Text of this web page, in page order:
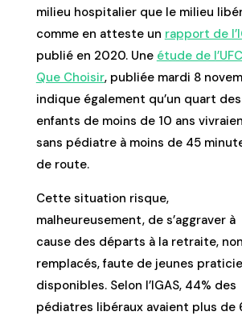
milieu hospitalier que le milieu
comme en atteste un rapport de
publié en 2020. Une étude de
Que Choisir, publiée mardi 8
indique également qu’un quart des
enfants de moins de 10 ans
sans pédiatre à moins de 45
de route.
Cette situation risque,
malheureusement, de s’aggraver à
cause des départs à la retraite, non
remplacés, faute de jeunes
disponibles. Selon l’IGAS, 44% des
pédiatres libéraux avaient plus de